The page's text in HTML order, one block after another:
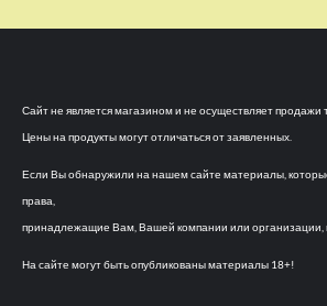
Сайт не является магазином и не осуществляет продажи
Цены на продукты могут отличаться от заявленных.
Если Вы обнаружили на нашем сайте материалы,
права,
принадлежащие Вам, Вашей компании или организации,
На сайте могут быть опубликованы материалы 18+!